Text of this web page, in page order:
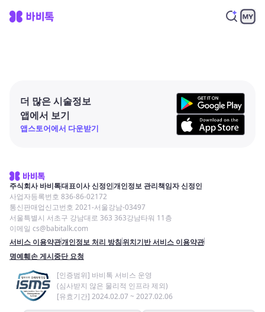
더 많은 시술정보
앱에서 보기
앱스토어에서 다운받기
주식회사 바비톡대표이사 신정인개인정보 관리책임자 신정인
사업자등록번호 836-86-02172
통신판매업신고번호 2021-서울강남-03497
서울특별시 서초구 강남대로 363 363강남타워 11층
이메일 cs@babitalk.com
서비스 이용약관개인정보 처리 방침위치기반 서비스 이용약관
명예훼손 게시중단 요청
[인증범위] 바비톡 서비스 운영
(심사받지 않은 물리적 인프라 제외)
[유효기간] 2024.02.07 ~ 2027.02.06